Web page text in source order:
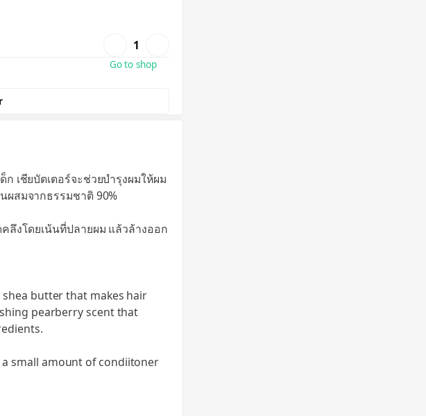
1
Go to shop
เชียบัตเตอร์จะช่วยบํารุงผมให้ผม
ผสมจากธรรมชาติ 90%
งโดยเน้นที่ปลายผม แล้วล้างออก
butter that makes hair
pearberry scent that
small amount of condiitoner